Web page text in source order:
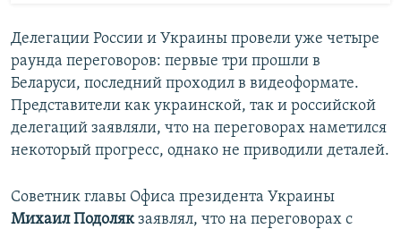
Делегации России и Украины провели уже четыре
раунда переговоров: первые три прошли в
Беларуси, последний проходил в видеоформате.
Представители как украинской, так и российской
делегаций заявляли, что на переговорах наметился
некоторый прогресс, однако не приводили деталей.
Советник главы Офиса президента Украины
Михаил Подолякзаявлял, что на переговорах с